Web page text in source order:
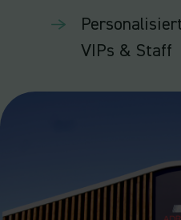
VIPs & Staff